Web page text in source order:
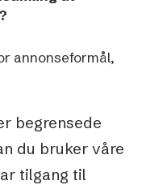
annonseformål,
begrensede
du bruker våre
tilgang til